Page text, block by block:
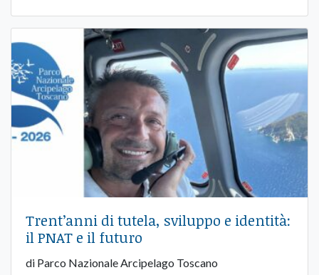
Trent’anni di tutela, sviluppo e identità:
il PNAT e il futuro
di Parco Nazionale Arcipelago Toscano